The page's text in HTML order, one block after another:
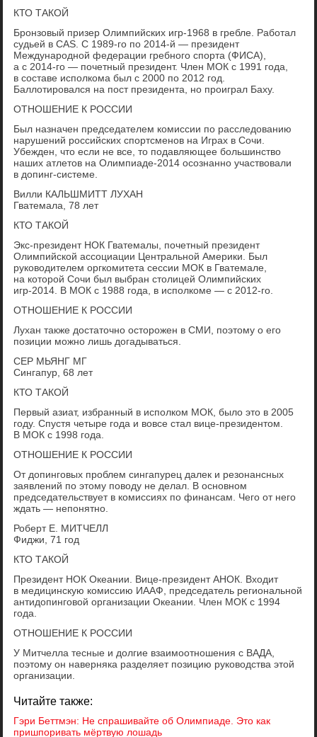
КТО ТАКОЙ
Бронзовый призер Олимпийских игр-1968 в гребле. Работал
судьей в CAS. С 1989-го по 2014-й — президент
Международной федерации гребного спорта (ФИСА),
а с 2014-го — почетный президент. Член МОК с 1991 года,
в составе исполкома был с 2000 по 2012 год.
Баллотировался на пост президента, но проиграл Баху.
ОТНОШЕНИЕ К РОССИИ
Был назначен председателем комиссии по расследованию
нарушений российских спортсменов на Играх в Сочи.
Убежден, что если не все, то подавляющее большинство
наших атлетов на Олимпиаде-2014 осознанно участвовали
в допинг-системе.
Вилли КАЛЬШМИТТ ЛУХАН
Гватемала, 78 лет
КТО ТАКОЙ
Экс-президент НОК Гватемалы, почетный президент
Олимпийской ассоциации Центральной Америки. Был
руководителем оргкомитета сессии МОК в Гватемале,
на которой Сочи был выбран столицей Олимпийских
игр-2014. В МОК с 1988 года, в исполкоме — с 2012-го.
ОТНОШЕНИЕ К РОССИИ
Лухан также достаточно осторожен в СМИ, поэтому о его
позиции можно лишь догадываться.
СЕР МЬЯНГ МГ
Сингапур, 68 лет
КТО ТАКОЙ
Первый азиат, избранный в исполком МОК, было это в 2005
году. Спустя четыре года и вовсе стал вице-президентом.
В МОК с 1998 года.
ОТНОШЕНИЕ К РОССИИ
От допинговых проблем сингапурец далек и резонансных
заявлений по этому поводу не делал. В основном
председательствует в комиссиях по финансам. Чего от него
ждать — непонятно.
Роберт Е. МИТЧЕЛЛ
Фиджи, 71 год
КТО ТАКОЙ
Президент НОК Океании. Вице-президент АНОК. Входит
в медицинскую комиссию ИААФ, председатель региональной
антидопинговой организации Океании. Член МОК с 1994
года.
ОТНОШЕНИЕ К РОССИИ
У Митчелла тесные и долгие взаимоотношения с ВАДА,
поэтому он наверняка разделяет позицию руководства этой
организации.
Читайте также:
Гэри Беттмэн: Не спрашивайте об Олимпиаде. Это как
пришпоривать мёртвую лошадь